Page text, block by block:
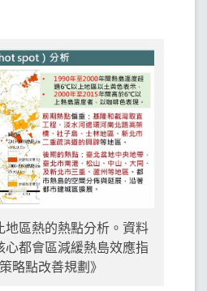
地區熱的熱點分析。資料
心都會區減緩熱島效應指
略點改善規劃》